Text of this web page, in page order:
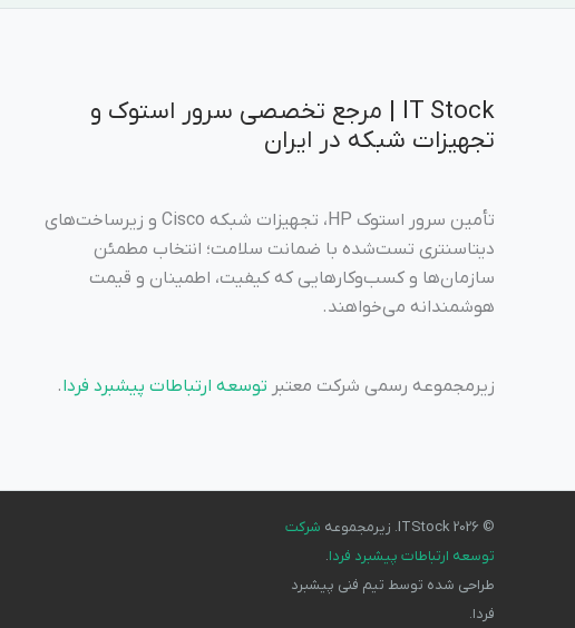
IT Stock | مرجع تخصصی سرور استوک و
تجهیزات شبکه در ایران
تأمین سرور استوک HP، تجهیزات شبکه Cisco و زیرساخت‌های
دیتاسنتری تست‌شده با ضمانت سلامت؛ انتخاب مطمئن
سازمان‌ها و کسب‌وکارهایی که کیفیت، اطمینان و قیمت
هوشمندانه می‌خواهند.
زیرمجموعه رسمی شرکت معتبر توسعه ارتباطات پیشبرد فردا.
© 2026 ITStock. زیرمجموعه
شرکت
توسعه ارتباطات پیشبرد فردا.
طراحی شده توسط تیم فنی پیشبرد
فردا.